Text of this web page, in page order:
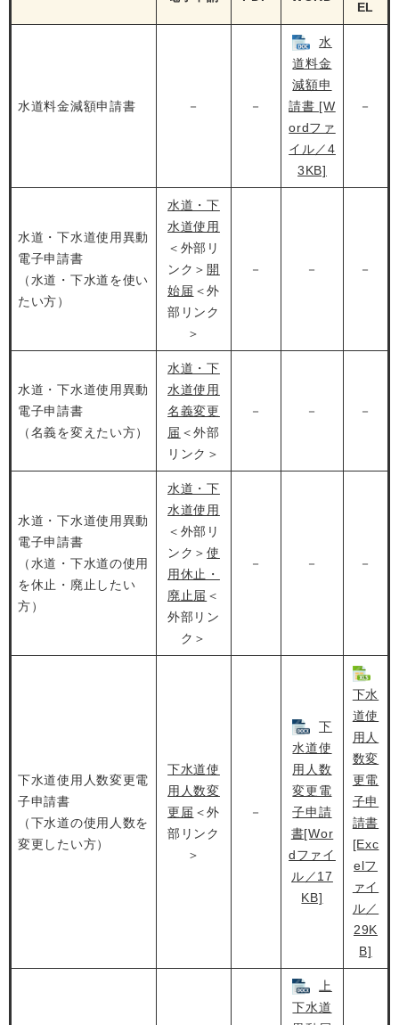
EL
水道料金減額申請書 － －
水
道料金
減額申
請書 [W
ordファ
イル／4
3KB]
－
水道・下水道使用異動
電子申請書
（水道・下水道を使い
たい方）
水道・下
水道使用
＜外部リ
ンク＞ 開
始届 ＜外
部リンク
＞
－ － －
水道・下水道使用異動
電子申請書
（名義を変えたい方）
水道・下
水道使用
名義変更
届 ＜外部
リンク＞
－ － －
水道・下水道使用異動
電子申請書
（水道・下水道の使用
を休止・廃止したい
方）
水道・下
水道使用
＜外部リ
ンク＞使
用休止・
廃止届 ＜
外部リン
ク＞
－ － －
下水道使用人数変更電
子申請書
（下水道の使用人数を
変更したい方）
下水道使
用人数変
更届 ＜外
部リンク
＞
－
下
水道使
用人数
変更電
子申請
書[Wor
dファイ
ル／17
KB]
下水
道使
用人
数変
更電
子申
請書
[Exc
elフ
ァイ
ル／
29K
B]
上
下水道